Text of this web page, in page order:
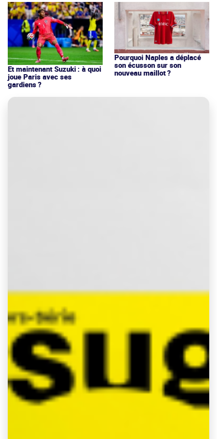
Et maintenant Suzuki : à quoi
joue Paris avec ses
gardiens ?
Pourquoi Naples a déplacé
son écusson sur son
nouveau maillot ?